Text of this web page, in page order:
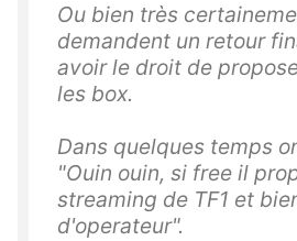
Ou bien très
demandent un retour
avoir le droit de
les box.
Dans quelques temps
"Ouin ouin, si free il
streaming de TF1 et
d'operateur".